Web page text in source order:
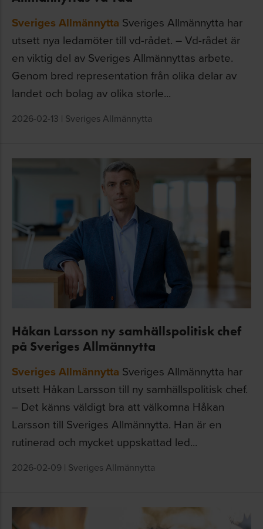
Sveriges Allmännytta Sveriges Allmännytta har
utsett nya ledamöter till vd-rådet. – Vd-rådet är
en viktig del av Sveriges Allmännyttas arbete.
Genom bred representation från olika delar av
landet och bolag av olika storle...
2026-02-13 | Sveriges Allmännytta
Håkan Larsson ny samhällspolitisk chef
på Sveriges Allmännytta
Sveriges Allmännytta Sveriges Allmännytta har
utsett Håkan Larsson till ny samhällspolitisk chef.
– Det känns väldigt bra att välkomna Håkan
Larsson till Sveriges Allmännytta. Han är en
rutinerad och mycket uppskattad led...
2026-02-09 | Sveriges Allmännytta